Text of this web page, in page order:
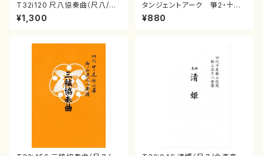
T32i120 尺八協奏曲（尺八/二
代 山本邦山/尺八/都山式譜）都
山流公刊楽譜曲番:569
¥1,300
タンジェントアーク 箏2・十七
江戸 信吾
¥880